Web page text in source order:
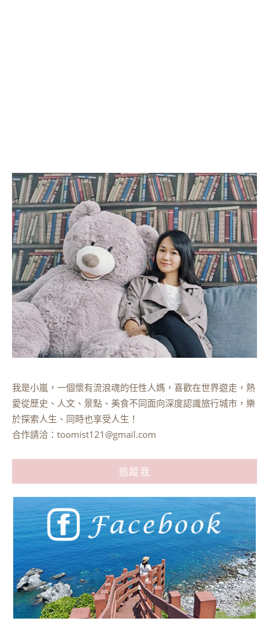
我是小嵐，一個懷有流浪魂的任性人媽，喜歡在世界遊走，熱
愛從歷史、人文、景點、美食不同面向深度認識旅行城市，樂
於探索人生、同時也享受人生！
合作請洽： toomist121@gmail.com
追蹤我